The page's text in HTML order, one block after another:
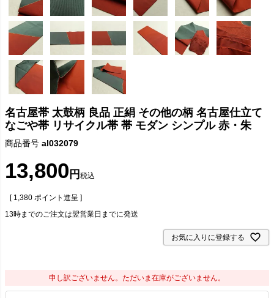
名古屋帯 太鼓柄 良品 正絹 その他の柄 名古屋仕立て
なごや帯 リサイクル帯 帯 モダン シンプル 赤・朱
商品番号 al032079
13,800 税込
[ 1,380 ポイント進呈 ]
13時までのご注文は翌営業日までに発送
お気に入りに登録する
申し訳ございません。ただいま在庫がございません。